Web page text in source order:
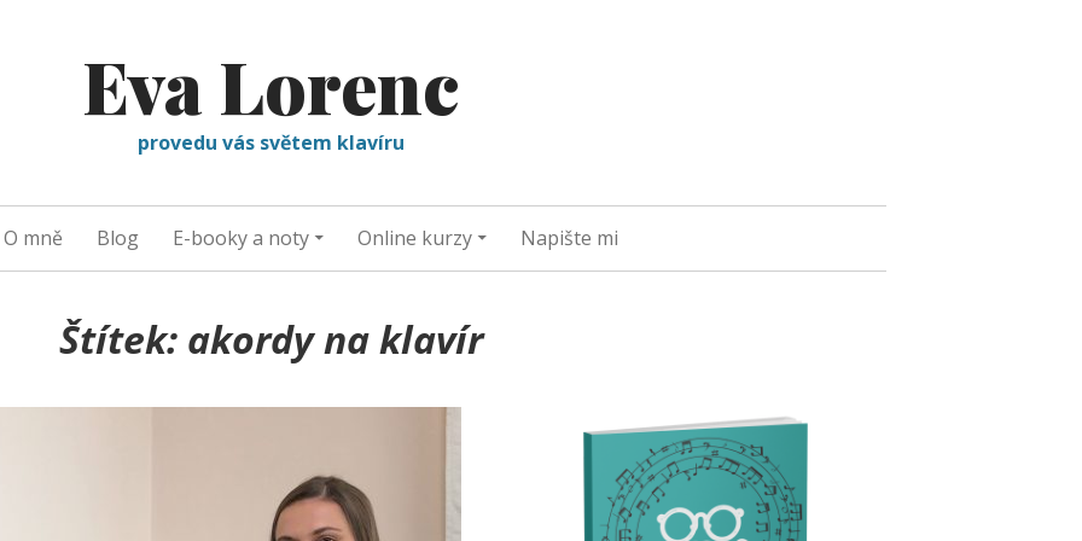
Eva Lorenc
provedu vás světem klavíru
O mně Blog E-booky a noty Online kurzy Napište mi
Štítek: akordy na klavír